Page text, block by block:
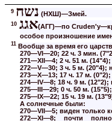
9 נשח (НХШ)—Змей.
10 אגג(АГГ)—по
особое произношение
11 Вообще за время его
270—VI—20; 22 ч. 3 мин.
271—XII—4; 2 ч. 51 м.
272—V—30; 3 ч. 5 м. (20"4);
273—X—13; 17 ч. 17 м.
274—IV—8; 18 ч. 9 м.
275—III—29; 0 ч. 50 м.
275—IX—22; 15 ч. 19 м.
А солнечные были:
270—VII—5; виден только
272—XI—8; почти